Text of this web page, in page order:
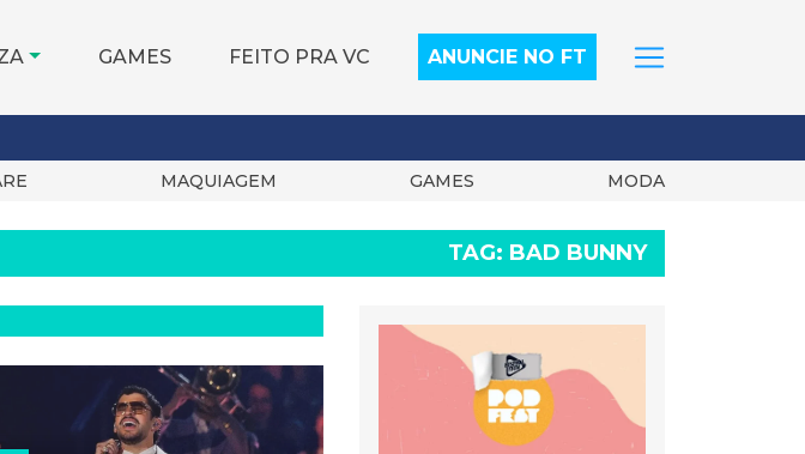
GAMES FEITO PRA VC ANUNCIE NO FT
MAQUIAGEM GAMES MODA
TAG: BAD BUNNY